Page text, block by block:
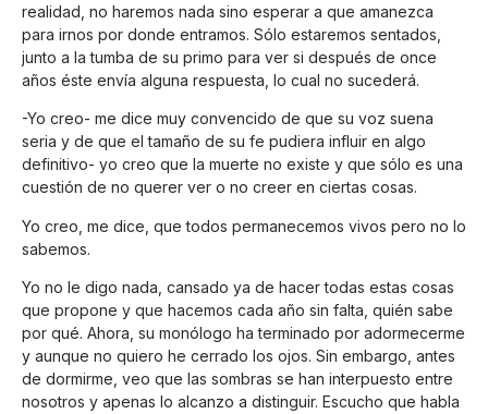
realidad, no haremos nada sino esperar a que amanezca
para irnos por donde entramos. Sólo estaremos sentados,
junto a la tumba de su primo para ver si después de once
años éste envía alguna respuesta, lo cual no sucederá.
-Yo creo- me dice muy convencido de que su voz suena
seria y de que el tamaño de su fe pudiera influir en algo
definitivo- yo creo que la muerte no existe y que sólo es una
cuestión de no querer ver o no creer en ciertas cosas.
Yo creo, me dice, que todos permanecemos vivos pero no lo
sabemos.
Yo no le digo nada, cansado ya de hacer todas estas cosas
que propone y que hacemos cada año sin falta, quién sabe
por qué. Ahora, su monólogo ha terminado por adormecerme
y aunque no quiero he cerrado los ojos. Sin embargo, antes
de dormirme, veo que las sombras se han interpuesto entre
nosotros y apenas lo alcanzo a distinguir. Escucho que habla